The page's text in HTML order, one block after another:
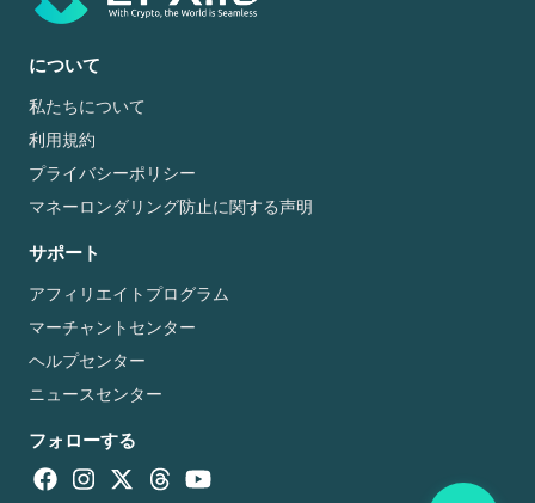
について
私たちについて
利用規約
プライバシーポリシー
マネーロンダリング防止に関する声明
サポート
アフィリエイトプログラム
マーチャントセンター
ヘルプセンター
ニュースセンター
フォローする